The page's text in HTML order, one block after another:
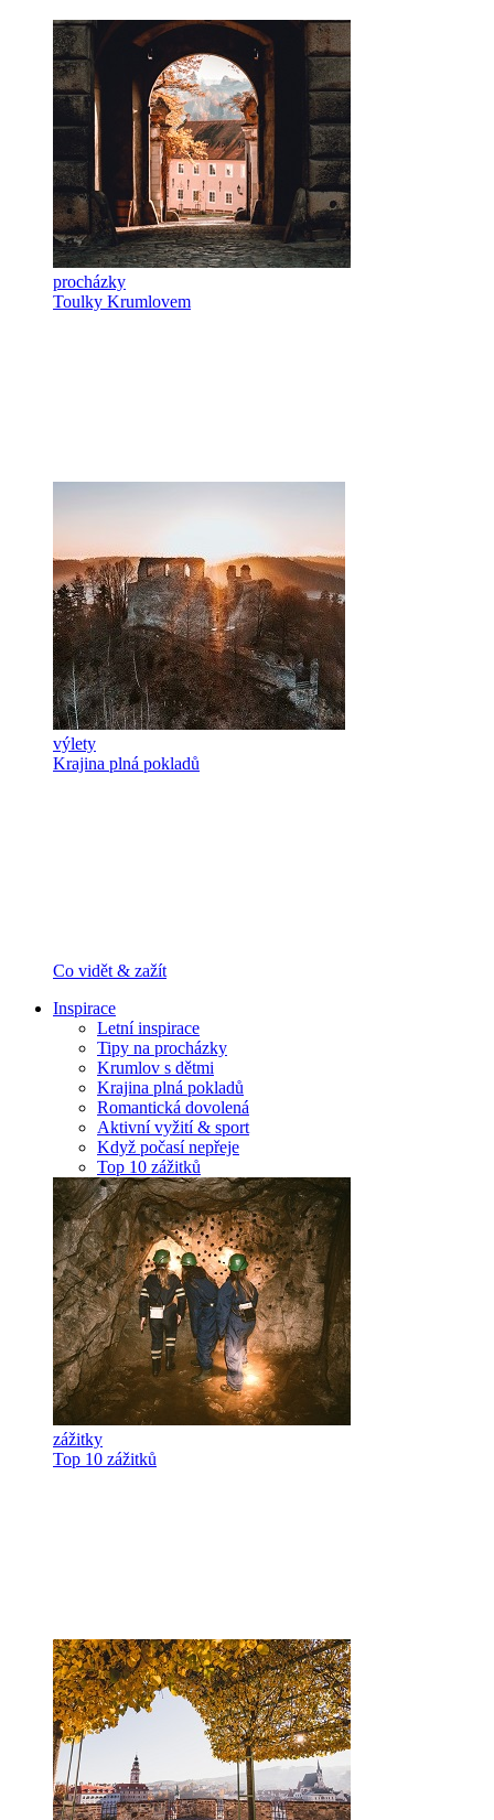
procházky
Toulky Krumlovem
výlety
Krajina plná pokladů
Co vidět & zažít
Inspirace
Letní inspirace
Tipy na procházky
Krumlov s dětmi
Krajina plná pokladů
Romantická dovolená
Aktivní vyžití & sport
Když počasí nepřeje
Top 10 zážitků
zážitky
Top 10 zážitků